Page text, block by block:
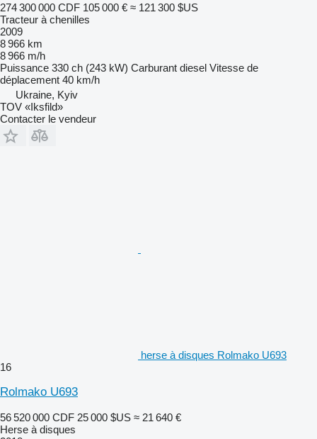
274 300 000 CDF 105 000 € ≈ 121 300 $US
Tracteur à chenilles
2009
8 966 km
8 966 m/h
Puissance 330 ch (243 kW) Carburant diesel Vitesse de
déplacement 40 km/h
Ukraine, Kyiv
TOV «Iksfild»
Contacter le vendeur
herse à disques Rolmako U693
16
Rolmako U693
56 520 000 CDF 25 000 $US ≈ 21 640 €
Herse à disques